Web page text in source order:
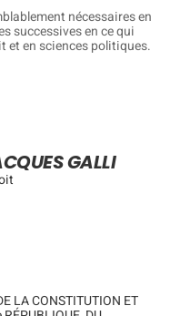
nécessaires en
successives en ce qui
et en sciences politiques.
GALLI
LA CONSTITUTION ET